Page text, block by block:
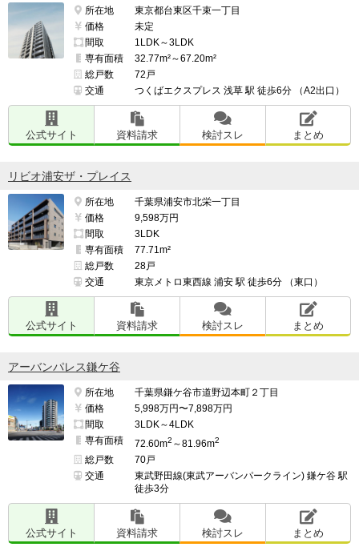
所在地
東京都台東区千束一丁目
価格
未定
間取
1LDK～3LDK
専有面積
32.77m²～67.20m²
総戸数
72戸
交通
つくばエクスプレス 浅草 駅 徒歩6分 （A2出口）
公式サイト 資料請求 検討スレ まとめ
リビオ浦安ザ・プレイス
所在地
千葉県浦安市北栄一丁目
価格
9,598万円
間取
3LDK
専有面積
77.71m²
総戸数
28戸
交通
東京メトロ東西線 浦安 駅 徒歩6分 （東口）
公式サイト 資料請求 検討スレ まとめ
アーバンパレス鎌ケ谷
所在地
千葉県鎌ケ谷市道野辺本町２丁目
価格
5,998万円〜7,898万円
間取
3LDK～4LDK
専有面積
72.60m2 ～81.96m2
総戸数
70戸
交通
東武野田線(東武アーバンパークライン) 鎌ケ谷 駅
徒歩3分
公式サイト 資料請求 検討スレ まとめ